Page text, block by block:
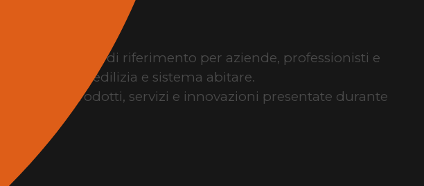
, il punto di riferimento per aziende, professionisti e
edilizia e sistema abitare.
brand, prodotti, servizi e innovazioni presentate durante